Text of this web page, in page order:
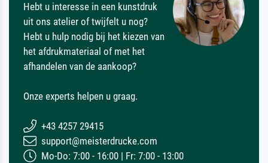
Hebt u interesse in een kunstdruk
uit ons atelier of twijfelt u nog?
Hebt u hulp nodig bij het kiezen van
het afdrukmateriaal of met het
afhandelen van de aankoop?
Onze experts helpen u graag.
+43 4257 29415
support@meisterdrucke.com
Mo-Do: 7:00 - 16:00 | Fr: 7:00 - 13:00